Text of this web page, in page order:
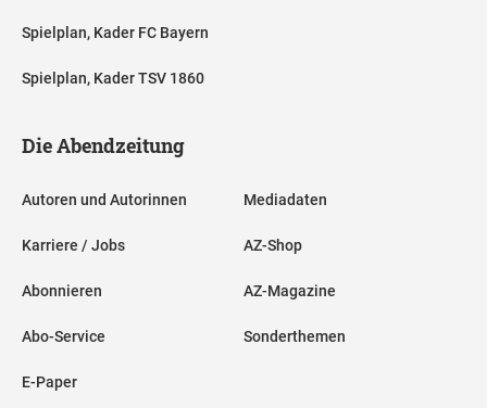
Spielplan, Kader FC Bayern
Spielplan, Kader TSV 1860
Die Abendzeitung
Autoren und Autorinnen
Karriere / Jobs
Abonnieren
Abo-Service
E-Paper
Mediadaten
AZ-Shop
AZ-Magazine
Sonderthemen